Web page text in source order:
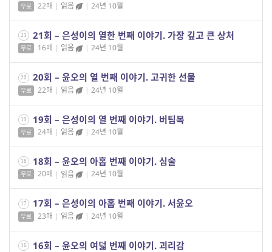
무료 22매 | 읽음 | 24년 10월
21 21회 – 은성이의 열한 번째 이야기. 가장 깊고 큰 상처
무료 16매 | 읽음 | 24년 10월
20 20회 – 윤오의 열 번째 이야기. 고귀한 선물
무료 22매 | 읽음 | 24년 10월
19 19회 – 은성이의 열 번째 이야기. 버팀목
무료 24매 | 읽음 | 24년 10월
18 18회 – 윤오의 아홉 번째 이야기. 심술
무료 20매 | 읽음 | 24년 10월
17 17회 – 은성이의 아홉 번째 이야기. 서윤오
무료 23매 | 읽음 | 24년 10월
16 16회 – 윤오의 여덟 번째 이야기. 괴리감